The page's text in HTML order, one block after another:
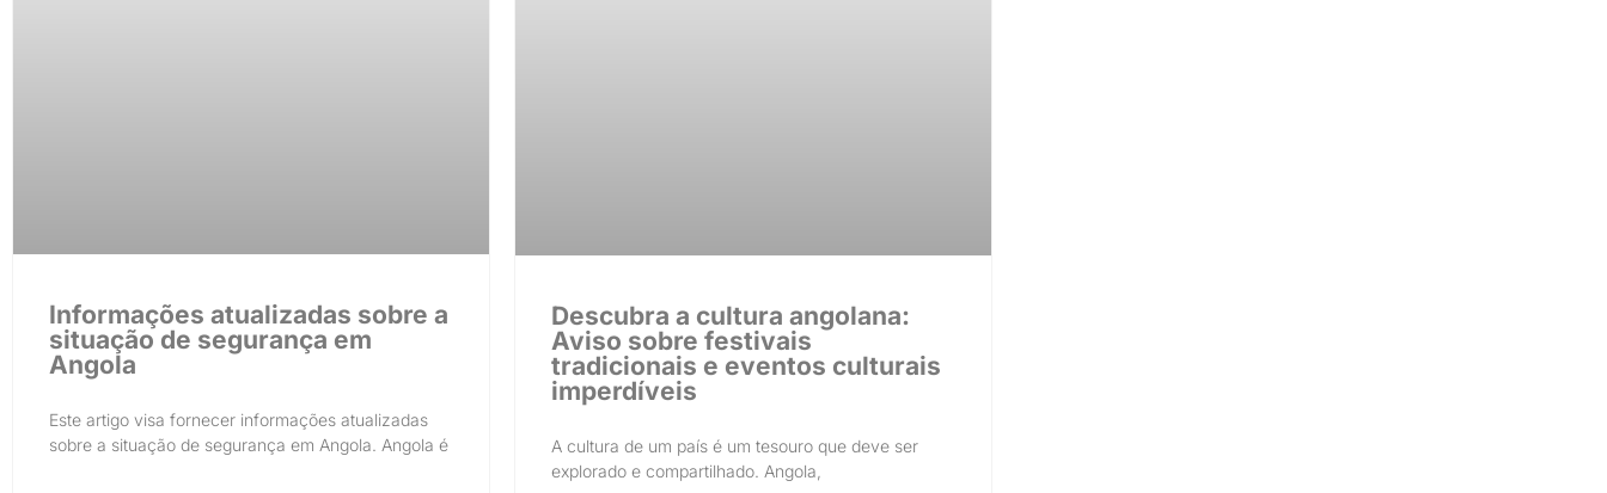
Informações atualizadas sobre a
situação de segurança em
Angola
Este artigo visa fornecer informações atualizadas
sobre a situação de segurança em Angola. Angola é
Descubra a cultura angolana:
Aviso sobre festivais
tradicionais e eventos culturais
imperdíveis
A cultura de um país é um tesouro que deve ser
explorado e compartilhado. Angola,